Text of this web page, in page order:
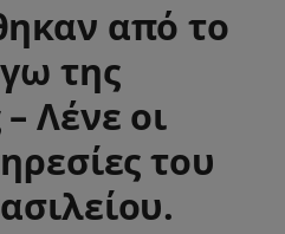
από το
της
Λένε οι
του